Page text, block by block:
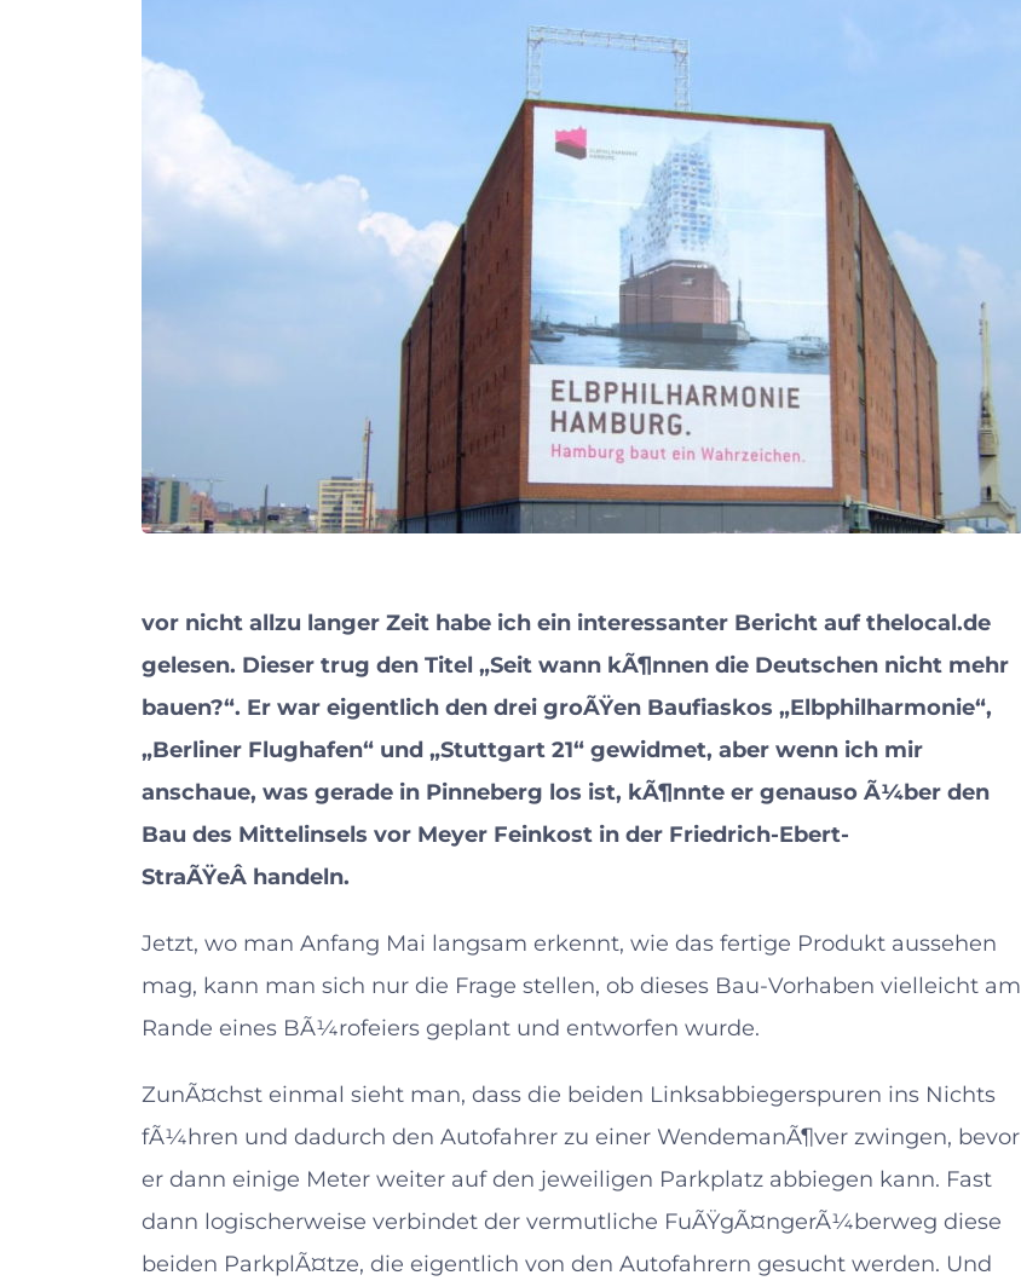
vor nicht allzu langer Zeit habe ich ein interessanter Bericht auf thelocal.de
gelesen. Dieser trug den Titel „Seit wann kÃ¶nnen die Deutschen nicht mehr
bauen?“. Er war eigentlich den drei groÃŸen Baufiaskos „Elbphilharmonie“,
„Berliner Flughafen“ und „Stuttgart 21“ gewidmet, aber wenn ich mir
anschaue, was gerade in Pinneberg los ist, kÃ¶nnte er genauso Ã¼ber den
Bau des Mittelinsels vor Meyer Feinkost in der Friedrich-Ebert-
StraÃŸeÂ handeln.
Jetzt, wo man Anfang Mai langsam erkennt, wie das fertige Produkt aussehen
mag, kann man sich nur die Frage stellen, ob dieses Bau-Vorhaben vielleicht am
Rande eines BÃ¼rofeiers geplant und entworfen wurde.
ZunÃ¤chst einmal sieht man, dass die beiden Linksabbiegerspuren ins Nichts
fÃ¼hren und dadurch den Autofahrer zu einer WendemanÃ¶ver zwingen, bevor
er dann einige Meter weiter auf den jeweiligen Parkplatz abbiegen kann. Fast
dann logischerweise verbindet der vermutliche FuÃŸgÃ¤ngerÃ¼berweg diese
beiden ParkplÃ¤tze, die eigentlich von den Autofahrern gesucht werden. Und